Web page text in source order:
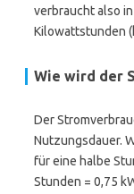
verbraucht also
Kilowattstunden
Wie wird der
Der
Nutzungsdauer.
für eine halbe
Stunden = 0,75